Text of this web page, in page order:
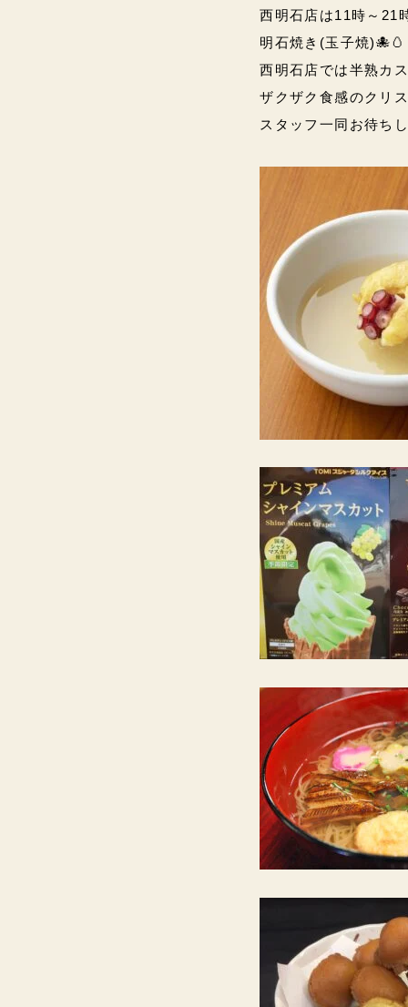
西明石店は11時～21
明石焼き(玉子焼
西明石店では半熟カ
ザクザク食感のクリ
スタッフ一同お待ち